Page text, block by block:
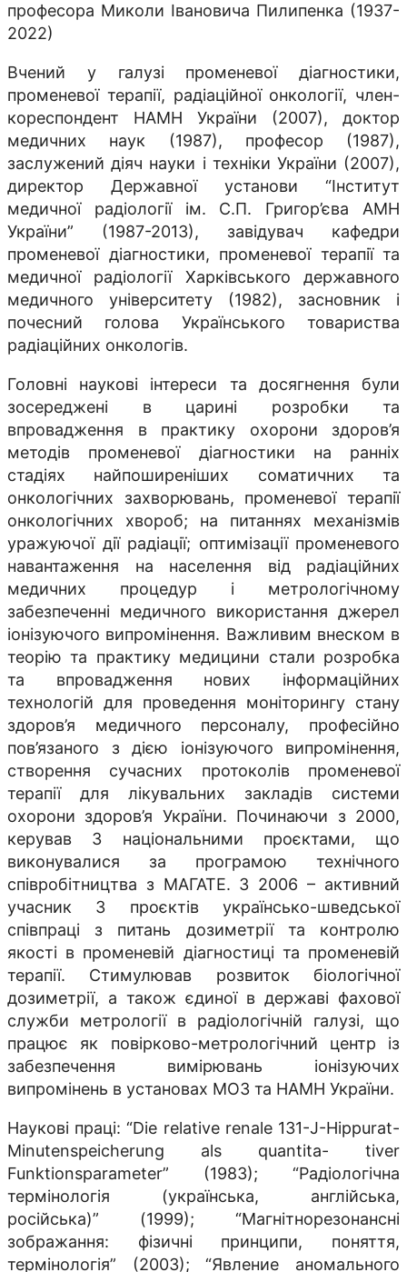
професора Миколи Івановича Пилипенка (1937-
2022)
Вчений у галузі променевої діагностики,
променевої терапії, радіаційної онкології, член-
кореспондент НАМН України (2007), доктор
медичних наук (1987), професор (1987),
заслужений діяч науки і техніки України (2007),
директор Державної установи “Інститут
медичної радiологiї iм. С.П. Григор’єва АМН
України” (1987-2013), завiдувач кафедри
променевої дiагностики, променевої терапiї та
медичної радіології Харкiвського державного
медичного унiверситету (1982), засновник і
почесний голова Українського товариства
радіаційних онкологів.
Головнi науковi інтереси та досягнення були
зосередженi в царинi розробки та
впровадження в практику охорони здоров’я
методiв променевої дiагностики на раннiх
стадiях найпоширеніших соматичних та
онкологiчних захворювань, променевої терапiї
онкологiчних хвороб; на питаннях механiзмiв
уражуючої дiї радiацiї; оптимізації променевого
навантаження на населення від радіаційних
медичних процедур і метрологічному
забезпеченні медичного використання джерел
іонізуючого випромінення. Важливим внеском в
теорію та практику медицини стали розробка
та впровадження нових інформаційних
технологій для проведення моніторингу стану
здоров’я медичного персоналу, професійно
пов’язаного з дією іонізуючого випромінення,
створення сучасних протоколів променевої
терапії для лікувальних закладів системи
охорони здоров’я України. Починаючи з 2000,
керував 3 національними проєктами, що
виконувалися за програмою технічного
співробітництва з МАГАТЕ. З 2006 – активний
учасник 3 проєктів українсько-шведської
співпраці з питань дозиметрії та контролю
якості в променевій діагностиці та променевій
терапії. Стимулював розвиток біологічної
дозиметрії, а також єдиної в державі фахової
служби метрології в радіологічній галузі, що
працює як повірково-метрологічний центр із
забезпечення вимірювань іонізуючих
випромінень в установах МОЗ та НАМН України.
Наукові праці: “Die relative renale 131-J-Hippurat-
Minutenspeicherung als quantita- tiver
Funktionsparameter” (1983); “Радіологічна
термінологія (українська, англійська,
російська)” (1999); “Магнітнорезонансні
зображання: фізичні принципи, поняття,
термінологія” (2003); “Явление аномального